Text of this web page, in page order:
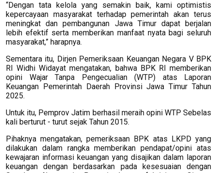
“Dengan tata kelola yang semakin baik, kami optimistis
kepercayaan masyarakat terhadap pemerintah akan terus
meningkat dan pembangunan Jawa Timur dapat berjalan
lebih efektif serta memberikan manfaat nyata bagi seluruh
masyarakat,” harapnya.
Sementara itu, Dirjen Pemeriksaan Keuangan Negara V BPK
RI Widhi Widayat mengatakan, bahwa BPK RI memberikan
opini Wajar Tanpa Pengecualian (WTP) atas Laporan
Keuangan Pemerintah Daerah Provinsi Jawa Timur Tahun
2025.
Untuk itu, Pemprov Jatim berhasil meraih opini WTP Sebelas
kali berturut - turut sejak Tahun 2015.
Pihaknya mengatakan, pemeriksaan BPK atas LKPD yang
dilakukan dalam rangka memberikan pendapat/opini atas
kewajaran informasi keuangan yang disajikan dalam laporan
keuangan dengan berdasarkan pada kesesuaian dengan